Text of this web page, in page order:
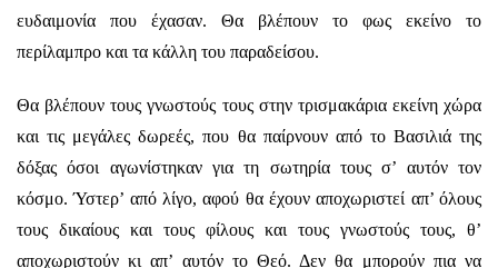
ευδαιμονία που έχασαν. Θα βλέπουν το φως εκείνο το
περίλαμπρο και τα κάλλη του παραδείσου.
Θα βλέπουν τους γνωστούς τους στην τρισμακάρια εκείνη χώρα
και τις μεγάλες δωρεές, που θα παίρνουν από το Βασιλιά της
δόξας όσοι αγωνίστηκαν για τη σωτηρία τους σ’ αυτόν τον
κόσμο. Ύστερ’ από λίγο, αφού θα έχουν αποχωριστεί απ’ όλους
τους δικαίους και τους φίλους και τους γνωστούς τους, θ’
αποχωριστούν κι απ’ αυτόν το Θεό. Δεν θα μπορούν πια να